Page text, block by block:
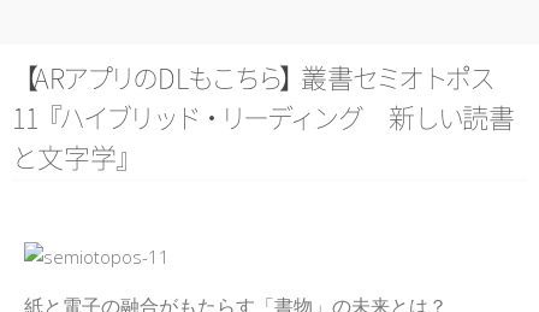
学会の沿革
学会の出版物
ジャーナル（論文誌）
研究会・研究プロジェクト
日本記号学会第46回大会
【ARアプリのDL もこ ち ら】 叢書セミオトポス
1 1 『ハイブリ ッ ド ・ リーディ ング 新 しい読書
と 文字学 』
紙と電子の融合がもたらす「書物」の未来とは？